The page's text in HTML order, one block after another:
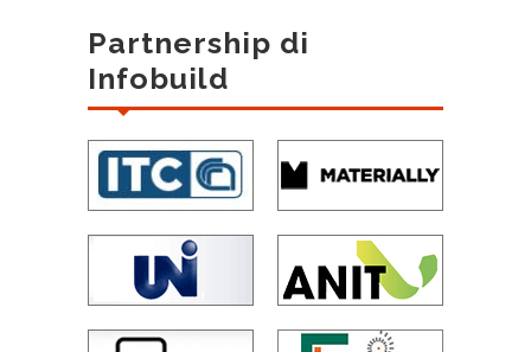
Partnership di
Infobuild